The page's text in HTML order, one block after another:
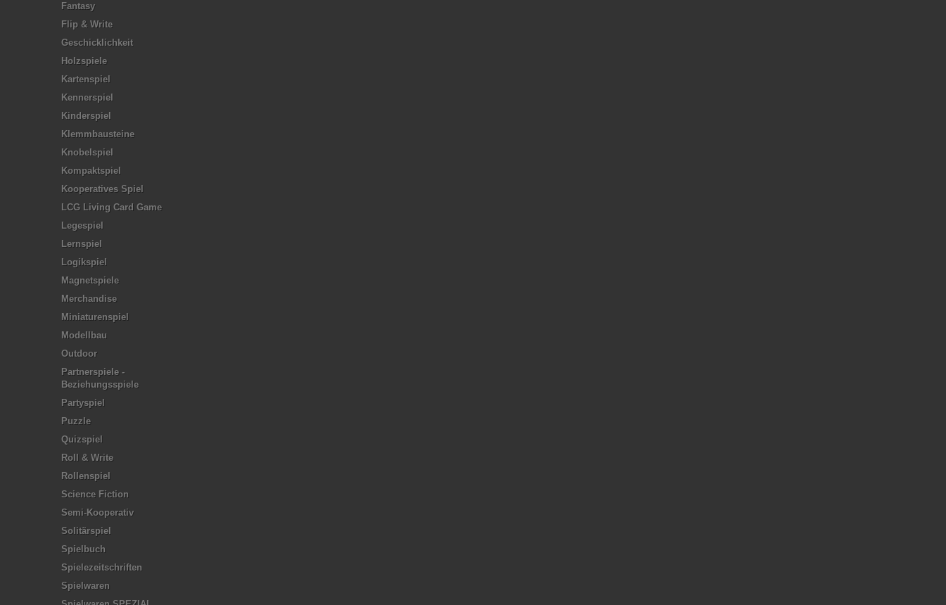
Fantasy
Flip & Write
Geschicklichkeit
Holzspiele
Kartenspiel
Kennerspiel
Kinderspiel
Klemmbausteine
Knobelspiel
Kompaktspiel
Kooperatives Spiel
LCG Living Card Game
Legespiel
Lernspiel
Logikspiel
Magnetspiele
Merchandise
Miniaturenspiel
Modellbau
Outdoor
Partnerspiele -
Beziehungsspiele
Partyspiel
Puzzle
Quizspiel
Roll & Write
Rollenspiel
Science Fiction
Semi-Kooperativ
Solitärspiel
Spielbuch
Spielezeitschriften
Spielwaren